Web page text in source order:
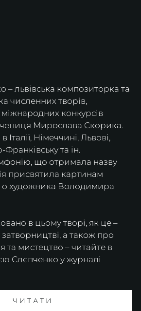
– львівська композиторка та
численних творів,
міжнародних конкурсів
Мирослава Скорика.
Італії, Німеччині, Львові,
Франківську та ін.
що отримала назву
присвятила картинам
художника Володимира
в цьому творі, як це –
а також про
та мистецтво – читайте в
Слєпченко у журналі
Ч И Т А Т И